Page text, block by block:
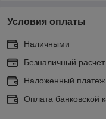
Условия оплаты
Наличными
Безналичный расчет
Наложенный платеж
Оплата банковской